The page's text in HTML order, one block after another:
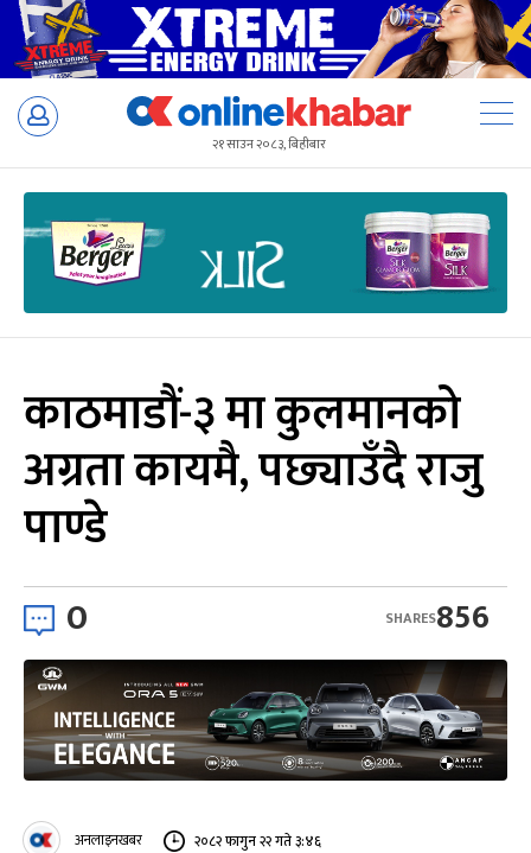
Skip
२१ साउन २०८३, बिहीबार
काठमाडौं-३ मा कुलमानको
अग्रता कायमै, पछ्याउँदै राजु
पाण्डे
0 856
SHARES
अनलाइनखबर २०८२ फागुन २२ गते ३:४६